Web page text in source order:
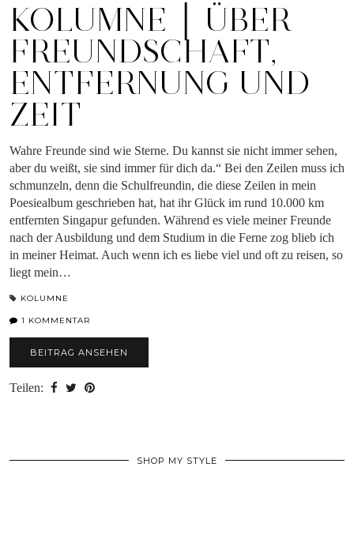
KOLUMNE │ ÜBER
FREUNDSCHAFT,
ENTFERNUNG UND
ZEIT
Wahre Freunde sind wie Sterne. Du kannst sie nicht immer sehen,
aber du weißt, sie sind immer für dich da.“ Bei den Zeilen muss ich
schmunzeln, denn die Schulfreundin, die diese Zeilen in mein
Poesiealbum geschrieben hat, hat ihr Glück im rund 10.000 km
entfernten Singapur gefunden. Während es viele meiner Freunde
nach der Ausbildung und dem Studium in die Ferne zog blieb ich
in meiner Heimat. Auch wenn ich es liebe viel und oft zu reisen, so
liegt mein…
KOLUMNE
1 KOMMENTAR
BEITRAG ANSEHEN
Teilen:
SHOP MY STYLE